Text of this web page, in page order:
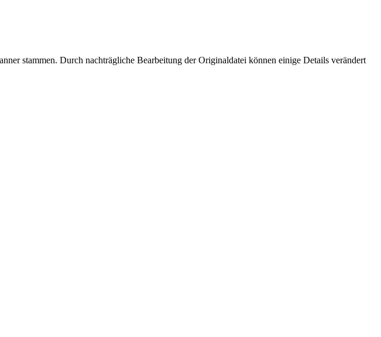
stammen. Durch nachträgliche Bearbeitung der Originaldatei können einige Details verändert